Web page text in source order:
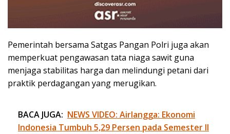
Pemerintah bersama Satgas Pangan Polri juga akan
memperkuat pengawasan tata niaga sawit guna
menjaga stabilitas harga dan melindungi petani dari
praktik perdagangan yang merugikan.
BACA JUGA: NEWS VIDEO: Airlangga: Ekonomi
Indonesia Tumbuh 5,29 Persen pada Semester II